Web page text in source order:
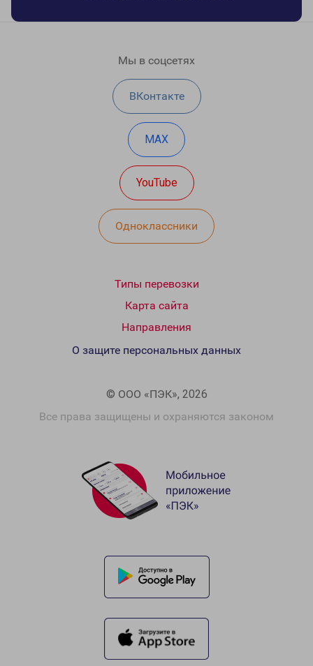
Мы в соцсетях
ВКонтакте
MAX
YouTube
Одноклассники
Типы перевозки
Карта сайта
Направления
© ООО «ПЭК», 2026
Все права защищены и охраняются законом
О защите персональных данных